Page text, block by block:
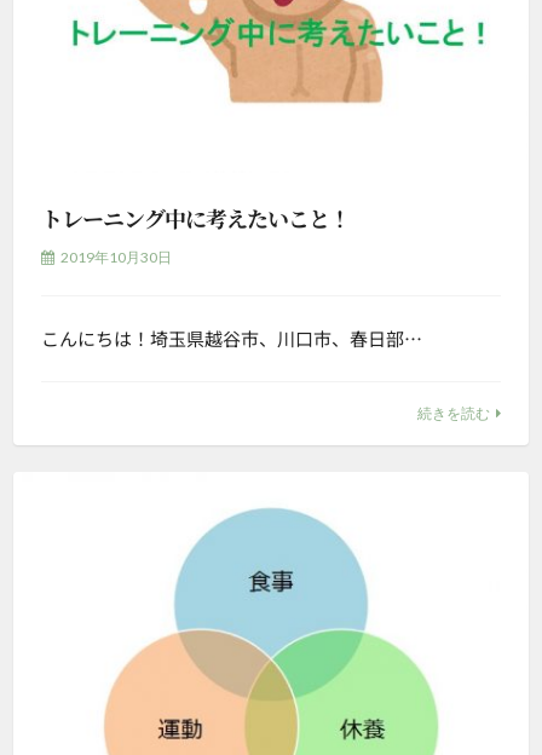
トレーニング中に考えたいこと！
2019年10月30日
こんにちは！埼玉県越谷市、川口市、春日部…
続きを読む